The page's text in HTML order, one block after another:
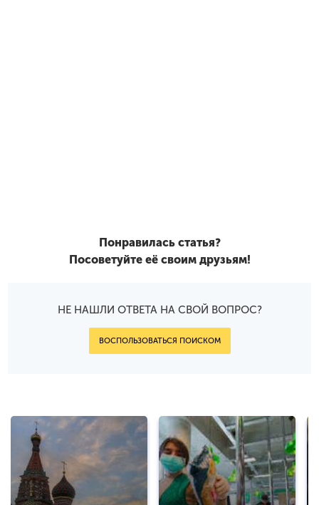
Понравилась статья?
Посоветуйте её своим друзьям!
НЕ НАШЛИ ОТВЕТА НА СВОЙ ВОПРОС?
ВОСПОЛЬЗОВАТЬСЯ ПОИСКОМ